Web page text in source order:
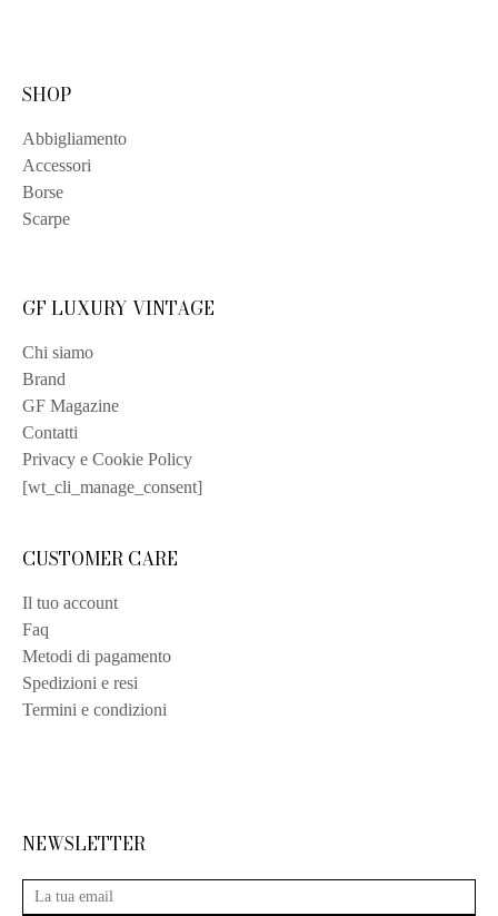
SHOP
Abbigliamento
Accessori
Borse
Scarpe
GF LUXURY VINTAGE
Chi siamo
Brand
GF Magazine
Contatti
Privacy e Cookie Policy
[wt_cli_manage_consent]
CUSTOMER CARE
Il tuo account
Faq
Metodi di pagamento
Spedizioni e resi
Termini e condizioni
NEWSLETTER